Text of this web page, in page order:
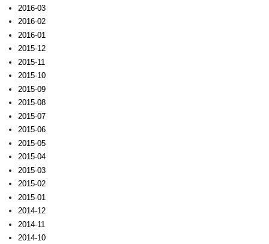
2016-03
2016-02
2016-01
2015-12
2015-11
2015-10
2015-09
2015-08
2015-07
2015-06
2015-05
2015-04
2015-03
2015-02
2015-01
2014-12
2014-11
2014-10